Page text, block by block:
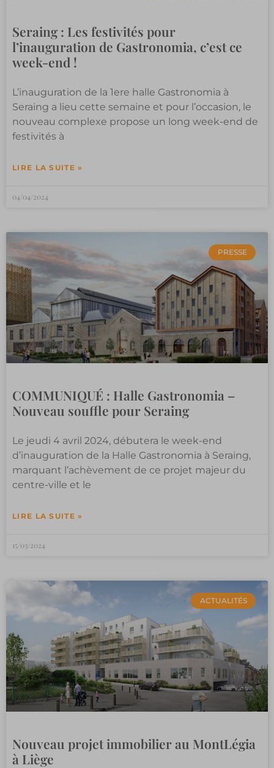
Seraing : Les festivités pour
l’inauguration de Gastronomia, c’est ce
week-end !
L’inauguration de la 1ere halle Gastronomia à
Seraing a lieu cette semaine et pour l’occasion, le
nouveau complexe propose un long week-end de
festivités à
LIRE LA SUITE »
04/04/2024
PRESSE
COMMUNIQUÉ : Halle Gastronomia –
Nouveau souffle pour Seraing
Le jeudi 4 avril 2024, débutera le week-end
d’inauguration de la Halle Gastronomia à Seraing,
marquant l’achèvement de ce projet majeur du
centre-ville et le
LIRE LA SUITE »
15/03/2024
ACTUALITÉS
Nouveau projet immobilier au MontLégia
à Liège